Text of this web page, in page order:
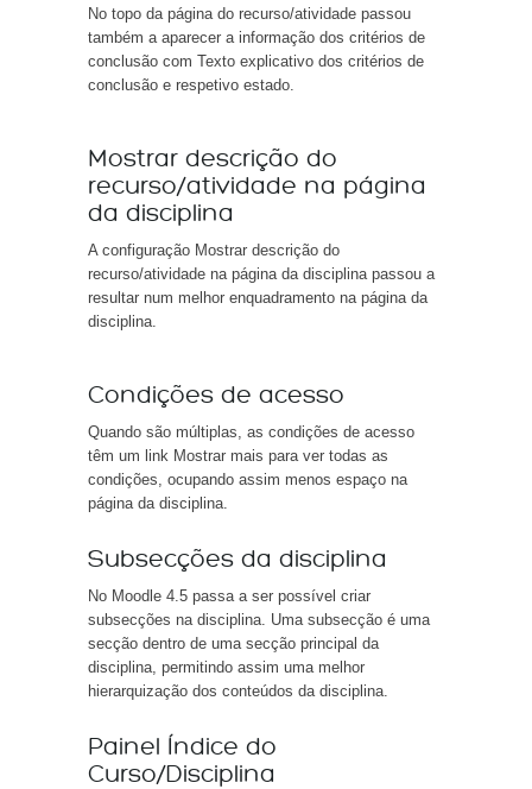
No topo da página do recurso/atividade passou
também a aparecer a informação dos critérios de
conclusão com Texto explicativo dos critérios de
conclusão e respetivo estado.
Mostrar descrição do
recurso/atividade na página
da disciplina
A configuração Mostrar descrição do
recurso/atividade na página da disciplina passou a
resultar num melhor enquadramento na página da
disciplina.
Condições de acesso
Quando são múltiplas, as condições de acesso
têm um link Mostrar mais para ver todas as
condições, ocupando assim menos espaço na
página da disciplina.
Subsecções da disciplina
No Moodle 4.5 passa a ser possível criar
subsecções na disciplina. Uma subsecção é uma
secção dentro de uma secção principal da
disciplina, permitindo assim uma melhor
hierarquização dos conteúdos da disciplina.
Painel Índice do
Curso/Disciplina